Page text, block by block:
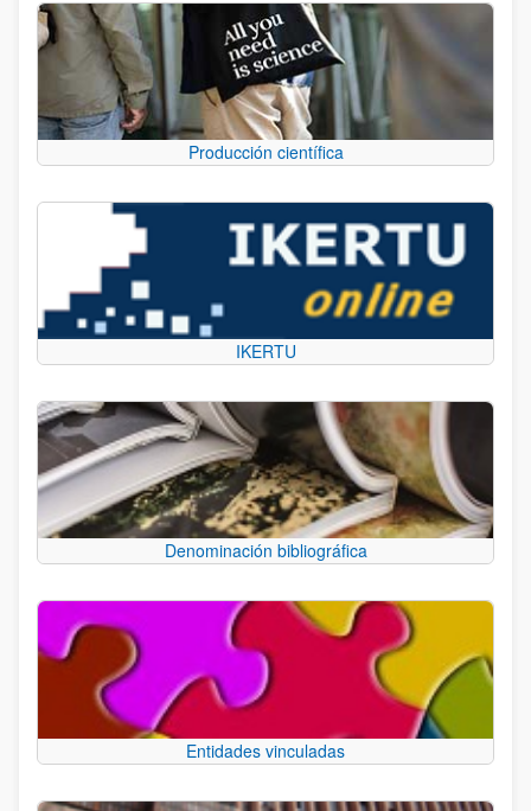
Producción científica
IKERTU
Denominación bibliográfica
Entidades vinculadas